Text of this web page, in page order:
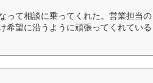
って相談に乗ってくれた。営業担当の
希望に沿うように頑張ってくれている